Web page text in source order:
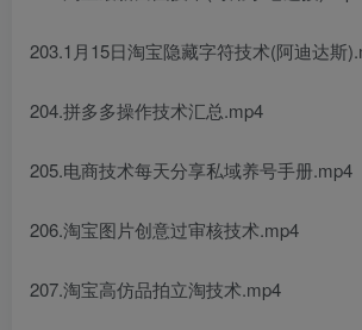
203.1月15日淘宝隐藏字符技术(阿迪达斯
204.拼多多操作技术汇总.mp4
205.电商技术每天分享私域养号手册.mp4
206.淘宝图片创意过审核技术.mp4
207.淘宝高仿品拍立淘技术.mp4